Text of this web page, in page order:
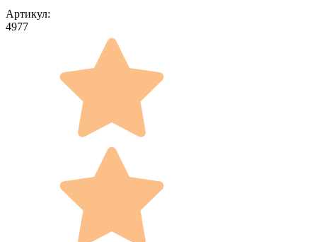
Артикул:
4977